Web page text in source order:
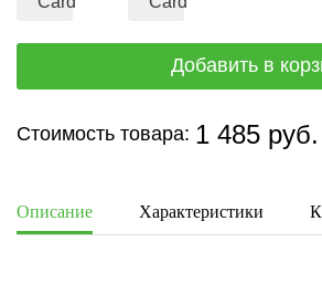
Стоимость товара: 1 485 руб.
Описание Характеристики